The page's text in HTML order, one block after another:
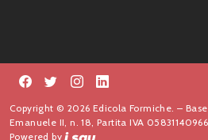
Copyright © 2026 Edicola Formiche. –
Emanuele II, n. 18, Partita IVA
Powered by